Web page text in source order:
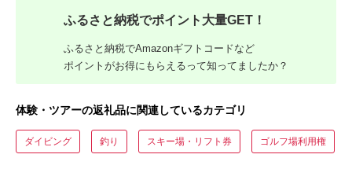
ふるさと納税でポイント大量GET！
ふるさと納税でAmazonギフトコードなど
ポイントがお得にもらえるって知ってましたか？
体験・ツアーの返礼品に関連しているカテゴリ
ダイビング 釣り スキー場・リフト券 ゴルフ場利用権